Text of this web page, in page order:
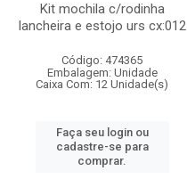
Kit mochila c/rodinha
lancheira e estojo urs cx:012
Código: 474365
Embalagem: Unidade
Caixa Com: 12 Unidade(s)
Faça seu login ou
cadastre-se para
comprar.